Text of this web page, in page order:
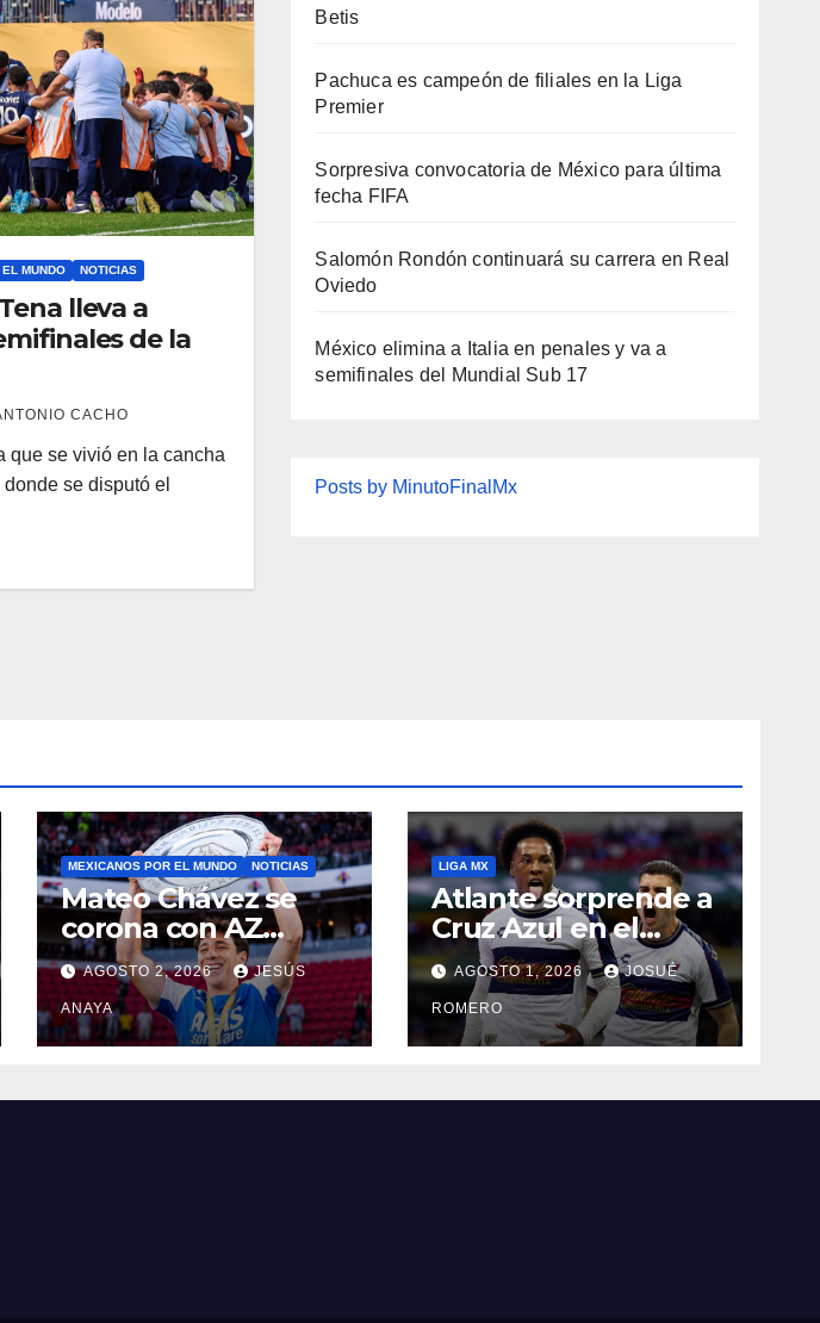
MUNDO NOTICIAS
lleva a
de la
CACHO
que se vivió en la cancha
se disputó el
Betis
Pachuca es campeón de filiales en la Liga
Premier
Sorpresiva convocatoria de México para última
fecha FIFA
Salomón Rondón continuará su carrera en Real
Oviedo
México elimina a Italia en penales y va a
semifinales del Mundial Sub 17
Posts by MinutoFinalMx
MEXICANOS POR EL MUNDO NOTICIAS
Mateo Chávez se
corona con AZ
Alkmaar en la
Supercopa de
Países Bajos
AGOSTO 2, 2026 JESÚS
ANAYA
LIGA MX
Atlante sorprende a
Cruz Azul en el
Banorte
AGOSTO 1, 2026 JOSUÉ
ROMERO